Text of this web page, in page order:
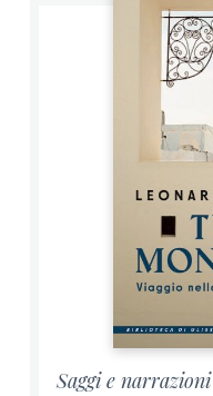
Saggi e narrazioni